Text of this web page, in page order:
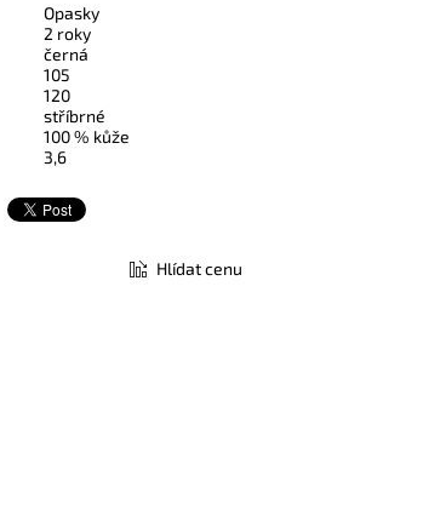
Opasky
2 roky
černá
105
120
stříbrné
100 % kůže
3,6
Hlídat cenu